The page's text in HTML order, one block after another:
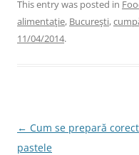
c
e
k
itt
er
k
e
This entry was posted in
alimentaţie, Bucureşti,
11/04/2014.
Post
navigation
← Cum se prepară corect
pastele